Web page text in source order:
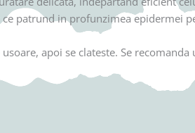
patrund in profunzimea epidermei
apoi se clateste. Se